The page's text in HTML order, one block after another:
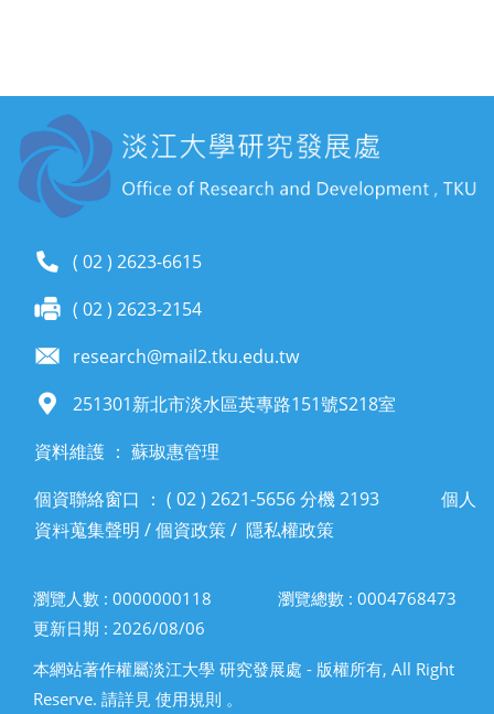
( 02 ) 2623-6615
( 02 ) 2623-2154
research@mail2.tku.edu.tw
251301新北市淡水區英專路151號S218室
資料維護 ： 蘇琡惠管理
個資聯絡窗口 ： ( 02 ) 2621-5656 分機 2193 個人
資料蒐集聲明 /個資政策/ 隱私權政策
瀏覽人數 : 0000000118
瀏覽總數 : 0004768473
更新日期 : 2026/08/06
本網站著作權屬淡江大學 研究發展處 - 版權所有, All Right
Reserve. 請詳見 使用規則 。